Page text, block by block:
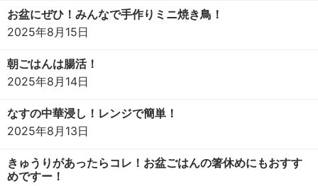
お盆にぜひ！みんなで手作りミニ焼き鳥！
2025年8月15日
朝ごはんは腸活！
2025年8月14日
なすの中華浸し！レンジで簡単！
2025年8月13日
きゅうりがあったらコレ！お盆ごはんの箸休めにもおすす
めですー！